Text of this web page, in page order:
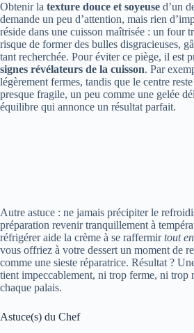
Obtenir la texture douce et soyeuse d’un
demande un peu d’attention, mais rien
réside dans une cuisson maîtrisée : un four
risque de former des bulles disgracieuses,
tant recherchée. Pour éviter ce piège, il est
signes révélateurs de la cuisson. Par
légèrement fermes, tandis que le centre
presque fragile, un peu comme une gelée
équilibre qui annonce un résultat parfait.
Autre astuce : ne jamais précipiter le
préparation revenir tranquillement à
réfrigérer aide la crème à se raffermirtout
vous offriez à votre dessert un moment de
comme une sieste réparatrice. Résultat ?
tient impeccablement, ni trop ferme, ni trop
chaque palais.
Astuce(s) du Chef